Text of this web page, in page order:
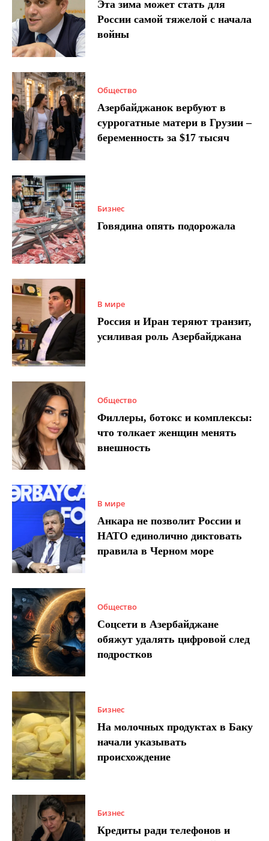
Эта зима может стать для
России самой тяжелой с начала
войны
Общество
Азербайджанок вербуют в
суррогатные матери в Грузии –
беременность за $17 тысяч
Бизнес
Говядина опять подорожала
В мире
Россия и Иран теряют транзит,
усиливая роль Азербайджана
Общество
Филлеры, ботокс и комплексы:
что толкает женщин менять
внешность
В мире
Анкара не позволит России и
НАТО единолично диктовать
правила в Черном море
Общество
Соцсети в Азербайджане
обяжут удалять цифровой след
подростков
Бизнес
На молочных продуктах в Баку
начали указывать
происхождение
Бизнес
Кредиты ради телефонов и